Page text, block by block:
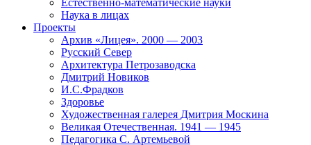
Естественно-математические науки
Наука в лицах
Проекты
Архив «Лицея». 2000 — 2003
Русский Север
Архитектура Петрозаводска
Дмитрий Новиков
И.С.Фрадков
Здоровье
Художественная галерея Дмитрия Москина
Великая Отечественная. 1941 — 1945
Педагогика С. Артемьевой